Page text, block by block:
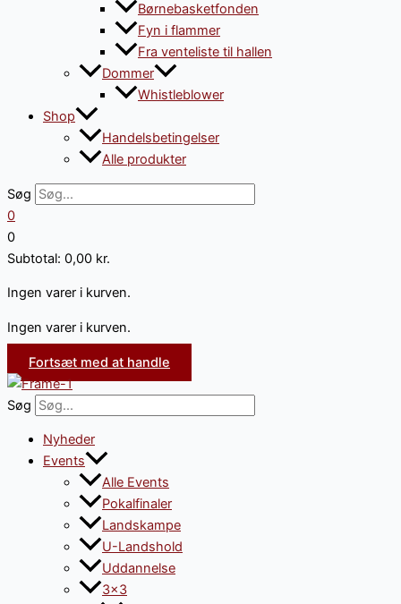
Børnebasketfonden
Fyn i flammer
Fra venteliste til hallen
Dommer
Whistleblower
Shop
Handelsbetingelser
Alle produkter
Søg
0
0
Subtotal: 0,00 kr.
Ingen varer i kurven.
Ingen varer i kurven.
Fortsæt med at handle
Søg
Nyheder
Events
Alle Events
Pokalfinaler
Landskampe
U-Landshold
Uddannelse
3×3